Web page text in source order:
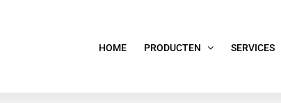
HOME PRODUCTEN SERVICES